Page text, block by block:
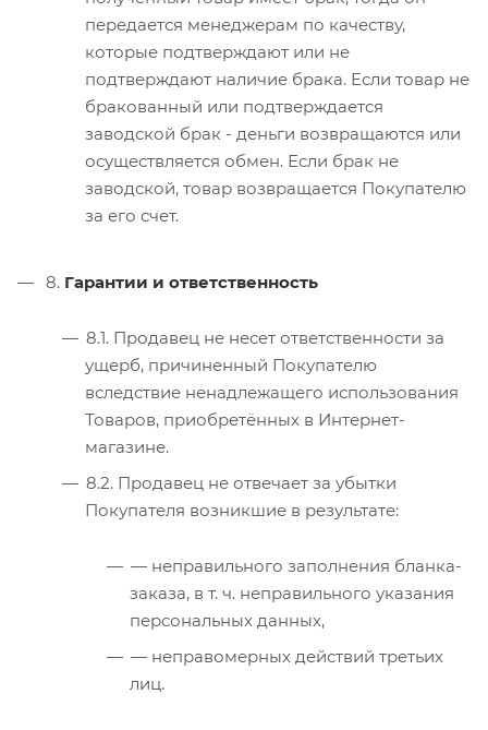
передается менеджерам по качеству,
которые подтверждают или не
подтверждают наличие брака. Если товар не
бракованный или подтверждается
заводской брак - деньги возвращаются или
осуществляется обмен. Если брак не
заводской, товар возвращается Покупателю
за его счет.
8. Гарантии и ответственность
8.1. Продавец не несет ответственности за
ущерб, причиненный Покупателю
вследствие ненадлежащего использования
Товаров, приобретённых в Интернет-
магазине.
8.2. Продавец не отвечает за убытки
Покупателя возникшие в результате:
— неправильного заполнения бланка-
заказа, в т. ч. неправильного указания
персональных данных,
— неправомерных действий третьих
лиц.